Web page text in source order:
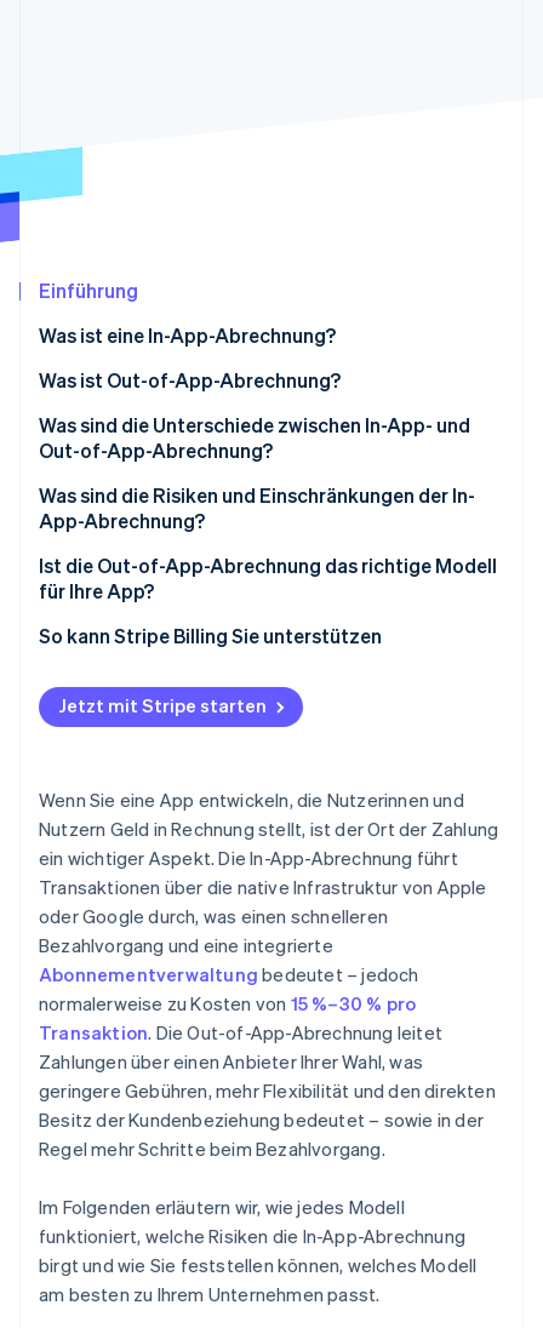
Stripe-Sessions 2026
Erfahren Sie, wie Stripe Lösungen für die
Jetzt ansehen
Einführung
Was ist eine In-App-Abrechnung?
Was ist Out-of-App-Abrechnung?
Was sind die Unterschiede zwischen In-App- und
Out-of-App-Abrechnung?
Umsatzmarge
Abonnementverwaltung
Reibungsverluste beim Bezahlvorgang
Kundendaten
Zahlungsabwicklung
Was sind die Risiken und Einschränkungen der In-
App-Abrechnung?
Ist die Out-of-App-Abrechnung das richtige Modell
für Ihre App?
So kann Stripe Billing Sie unterstützen
Jetzt mit Stripe starten
Wenn Sie eine App entwickeln, die Nutzerinnen und
Nutzern Geld in Rechnung stellt, ist der Ort der Zahlung
ein wichtiger Aspekt. Die In-App-Abrechnung führt
Transaktionen über die native Infrastruktur von Apple
oder Google durch, was einen schnelleren
Bezahlvorgang und eine integrierte
Abonnementverwaltung bedeutet – jedoch
normalerweise zu Kosten von 15 %–30 % pro
Transaktion. Die Out-of-App-Abrechnung leitet
Zahlungen über einen Anbieter Ihrer Wahl, was
geringere Gebühren, mehr Flexibilität und den direkten
Besitz der Kundenbeziehung bedeutet – sowie in der
Regel mehr Schritte beim Bezahlvorgang.
Im Folgenden erläutern wir, wie jedes Modell
funktioniert, welche Risiken die In-App-Abrechnung
birgt und wie Sie feststellen können, welches Modell
am besten zu Ihrem Unternehmen passt.